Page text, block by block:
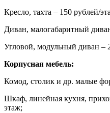
Кресло, тахта – 150 рублей/
Диван, малогабаритный
Угловой, модульный диван –
Корпусная мебель:
Комод, столик и др. малые
Шкаф, линейная кухня,
этаж;